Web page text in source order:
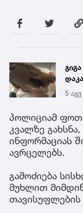
სად
5
პოლიციამ
კვალზე
ინფორმაციას
ავრცელებს.
გამოძიება
მუხლით
თავისუფლების